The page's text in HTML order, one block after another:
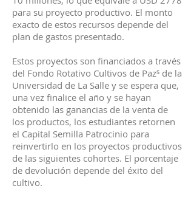
para su proyecto productivo. El monto
exacto de estos recursos depende del
plan de gastos presentado.
Estos proyectos son financiados a través
del Fondo Rotativo Cultivos de Paz⁵ de la
Universidad de La Salle y se espera que,
una vez finalice el año y se hayan
obtenido las ganancias de la venta de
los productos, los estudiantes retornen
el Capital Semilla Patrocinio para
reinvertirlo en los proyectos productivos
de las siguientes cohortes. El porcentaje
de devolución depende del éxito del
cultivo.